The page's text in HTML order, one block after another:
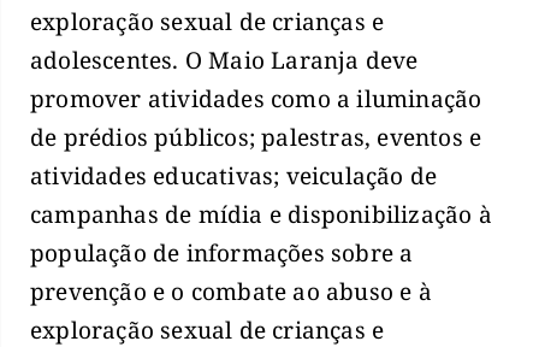
exploração sexual de crianças e
adolescentes. O Maio Laranja deve
promover atividades como a iluminação
de prédios públicos; palestras, eventos e
atividades educativas; veiculação de
campanhas de mídia e disponibilização à
população de informações sobre a
prevenção e o combate ao abuso e à
exploração sexual de crianças e